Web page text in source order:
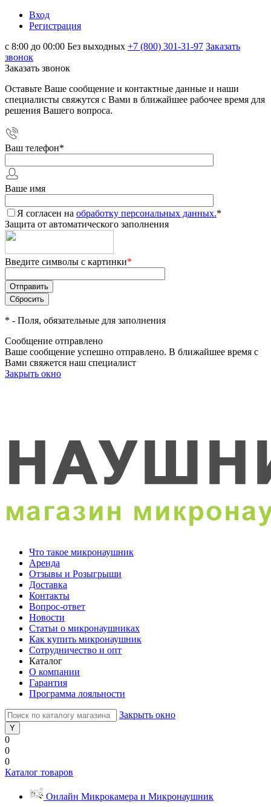
Вход
Регистрация
с 8:00 до 00:00 Без выходных +7 (800) 301-31-97 Заказать
звонок
Заказать звонок
Оставьте Ваше сообщение и контактные данные и наши
специалисты свяжутся с Вами в ближайшее рабочее время для
решения Вашего вопроса.
Ваш телефон*
Ваше имя
Я согласен на обработку персональных данных.*
Защита от автоматического заполнения
Введите символы с картинки*
* - Поля, обязательные для заполнения
Сообщение отправлено
Ваше сообщение успешно отправлено. В ближайшее время с
Вами свяжется наш специалист
Закрыть окно
Что такое микронаушник
Аренда
Отзывы и Розыгрыши
Доставка
Контакты
Вопрос-ответ
Новости
Статьи о микронаушниках
Как купить микронаушник
Сотрудничество и опт
Каталог
О компании
Гарантия
Программа лояльности
Закрыть окно
0
0
0
Каталог товаров
Онлайн Микрокамера и Микронаушник